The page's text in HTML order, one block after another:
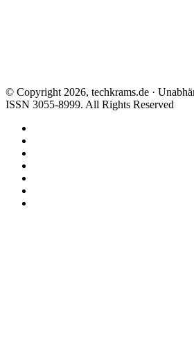
© Copyright 2026, techkrams.de ·
ISSN 3055-8999. All Rights Reserved